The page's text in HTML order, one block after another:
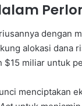
dengan
alokasi
$15 miliar untuk
menciptakan